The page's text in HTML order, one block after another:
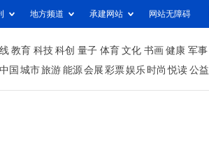
地方频道 承建网站 网站无障碍
教育 科技 科创 量子 体育 文化 书画 健康 军事
国 城市旅游 能源 会展 彩票娱乐 时尚 悦读 公益